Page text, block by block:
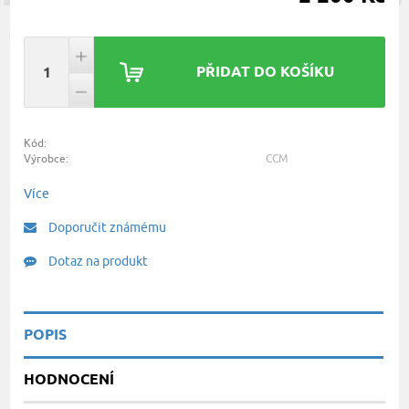
PŘIDAT DO KOŠÍKU
Kód:
Výrobce:
CCM
Více
Doporučit známému
Dotaz na produkt
POPIS
HODNOCENÍ